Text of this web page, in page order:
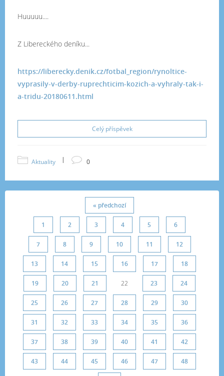
Huuuuu....
Z Libereckého deníku...
https://liberecky.denik.cz/fotbal_region/rynoltice-
vyprasily-v-derby-ruprechticim-kozich-a-vyhraly-tak-i-
a-tridu-20180611.html
Celý příspěvek
Aktuality | 0
« předchozí
1 2 3 4 5 6
7 8 9 10 11 12
13 14 15 16 17 18
19 20 21 22 23 24
25 26 27 28 29 30
31 32 33 34 35 36
37 38 39 40 41 42
43 44 45 46 47 48